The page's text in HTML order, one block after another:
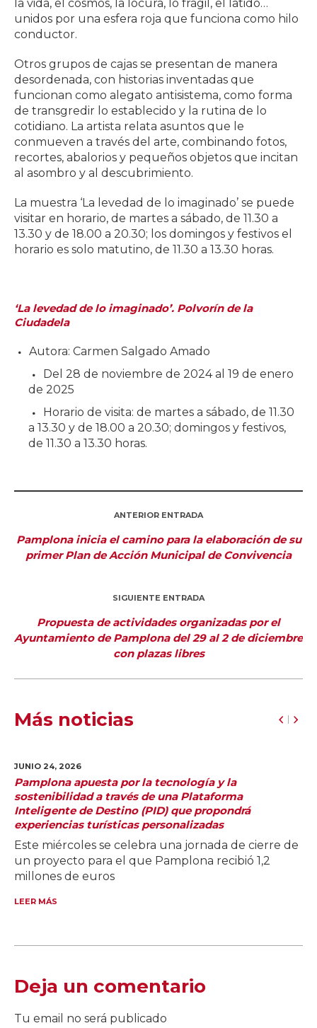
la vida, el cosmos, la locura, lo frágil, el latido…
unidos por una esfera roja que funciona como hilo
conductor.
Otros grupos de cajas se presentan de manera
desordenada, con historias inventadas que
funcionan como alegato antisistema, como forma
de transgredir lo establecido y la rutina de lo
cotidiano. La artista relata asuntos que le
conmueven a través del arte, combinando fotos,
recortes, abalorios y pequeños objetos que incitan
al asombro y al descubrimiento.
La muestra ‘La levedad de lo imaginado’ se puede
visitar en horario, de martes a sábado, de 11.30 a
13.30 y de 18.00 a 20.30; los domingos y festivos el
horario es solo matutino, de 11.30 a 13.30 horas.
‘La levedad de lo imaginado’. Polvorín de la
Ciudadela
Autora: Carmen Salgado Amado
Del 28 de noviembre de 2024 al 19 de enero
de 2025
Horario de visita: de martes a sábado, de 11.30
a 13.30 y de 18.00 a 20.30; domingos y festivos,
de 11.30 a 13.30 horas.
ANTERIOR ENTRADA
Pamplona inicia el camino para la elaboración de su
primer Plan de Acción Municipal de Convivencia
SIGUIENTE ENTRADA
Propuesta de actividades organizadas por el
Ayuntamiento de Pamplona del 29 al 2 de diciembre
con plazas libres
Más noticias
JUNIO 24, 2026
Pamplona apuesta por la tecnología y la
sostenibilidad a través de una Plataforma
Inteligente de Destino (PID) que propondrá
experiencias turísticas personalizadas
Este miércoles se celebra una jornada de cierre de
un proyecto para el que Pamplona recibió 1,2
millones de euros
LEER MÁS
Deja un comentario
Tu email no será publicado